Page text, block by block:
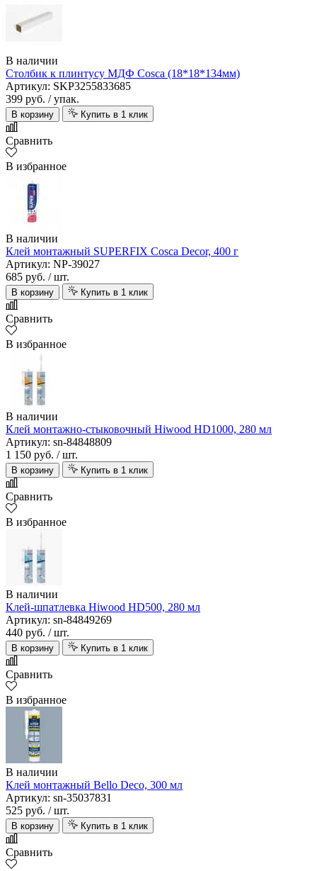
В наличии
Столбик к плинтусу МДФ Cosca (18*18*134мм)
Артикул: SKP3255833685
399 руб. / упак.
В корзину Купить в 1 клик
Сравнить
В избранное
В наличии
Клей монтажный SUPERFIX Cosca Decor, 400 г
Артикул: NP-39027
685 руб. / шт.
В корзину Купить в 1 клик
Сравнить
В избранное
В наличии
Клей монтажно-стыковочный Hiwood HD1000, 280 мл
Артикул: sn-84848809
1 150 руб. / шт.
В корзину Купить в 1 клик
Сравнить
В избранное
В наличии
Клей-шпатлевка Hiwood HD500, 280 мл
Артикул: sn-84849269
440 руб. / шт.
В корзину Купить в 1 клик
Сравнить
В избранное
В наличии
Клей монтажный Bello Deco, 300 мл
Артикул: sn-35037831
525 руб. / шт.
В корзину Купить в 1 клик
Сравнить